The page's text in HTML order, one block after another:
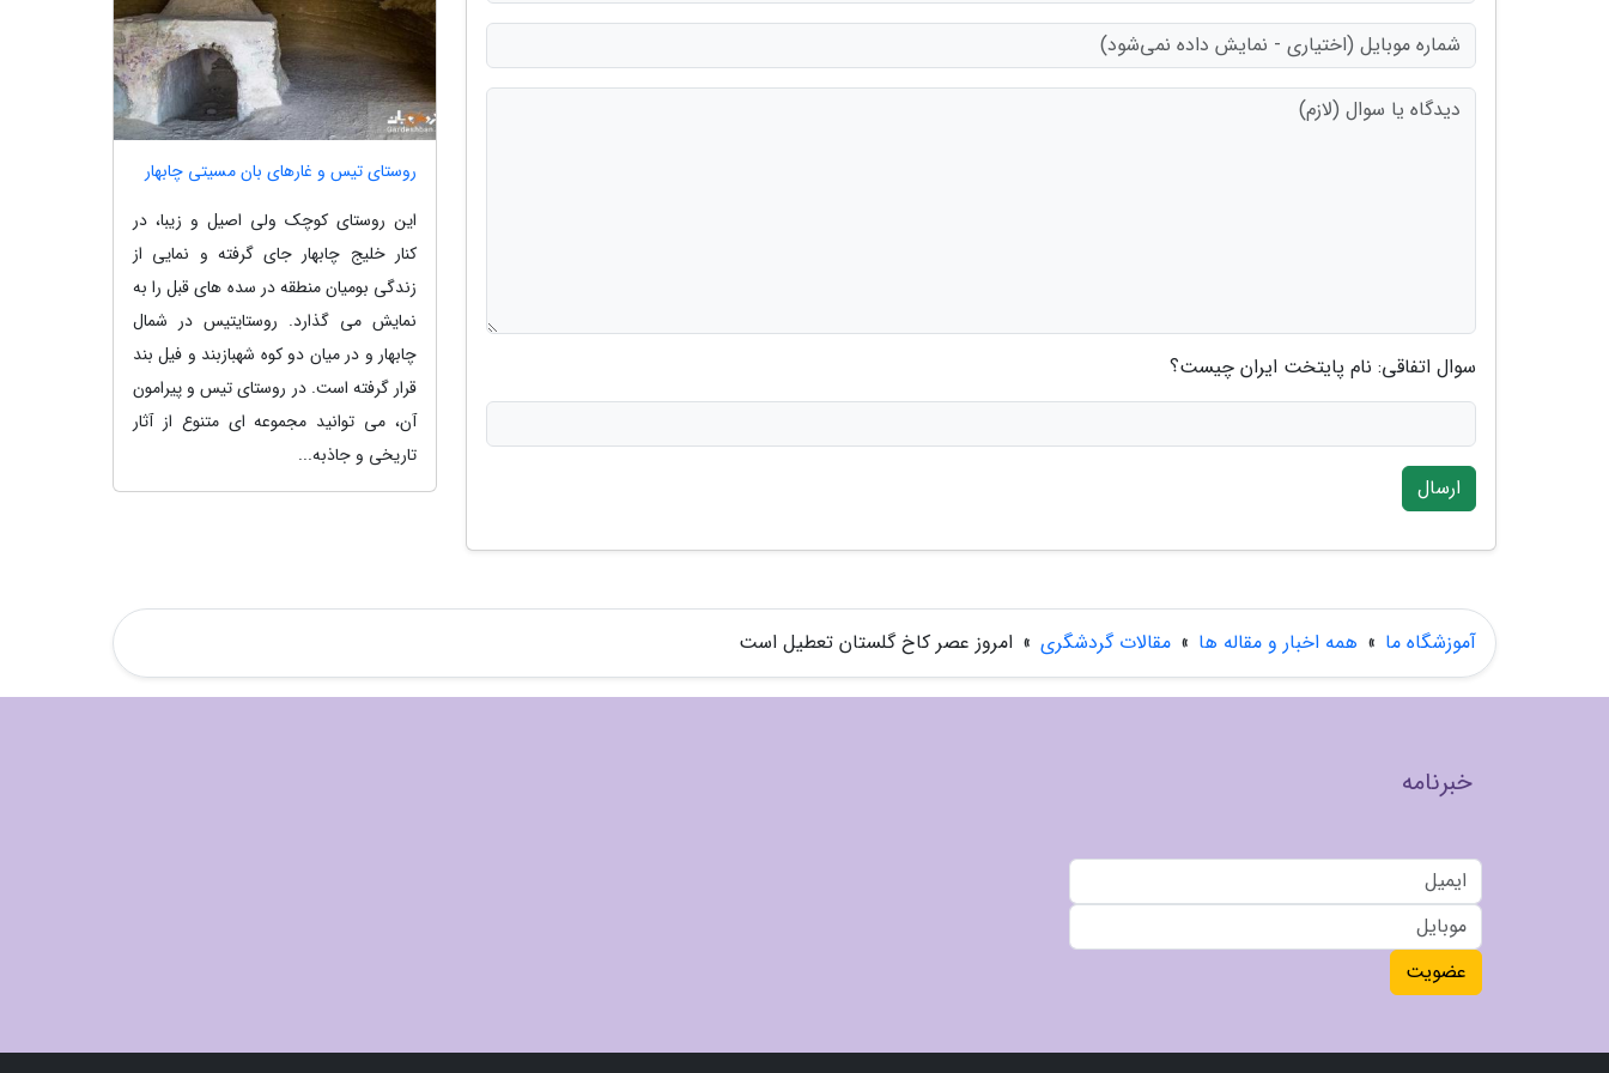
سوال اتفاقی: نام پایتخت ایران چیست؟
ارسال
روستای تیس و غارهای بان مسیتی چابهار
این روستای کوچک ولی اصیل و زیبا، در
کنار خلیج چابهار جای گرفته و نمایی از
زندگی بومیان منطقه در سده های قبل را به
نمایش می گذارد. روستایتیس در شمال
چابهار و در میان دو کوه شهبازبند و فیل بند
قرار گرفته است. در روستای تیس و پیرامون
آن، می توانید مجموعه ای متنوع از آثار
تاریخی و جاذبه...
آموزشگاه ما » همه اخبار و مقاله ها » مقالات گردشگری » امروز عصر کاخ گلستان تعطیل است
خبرنامه
عضویت